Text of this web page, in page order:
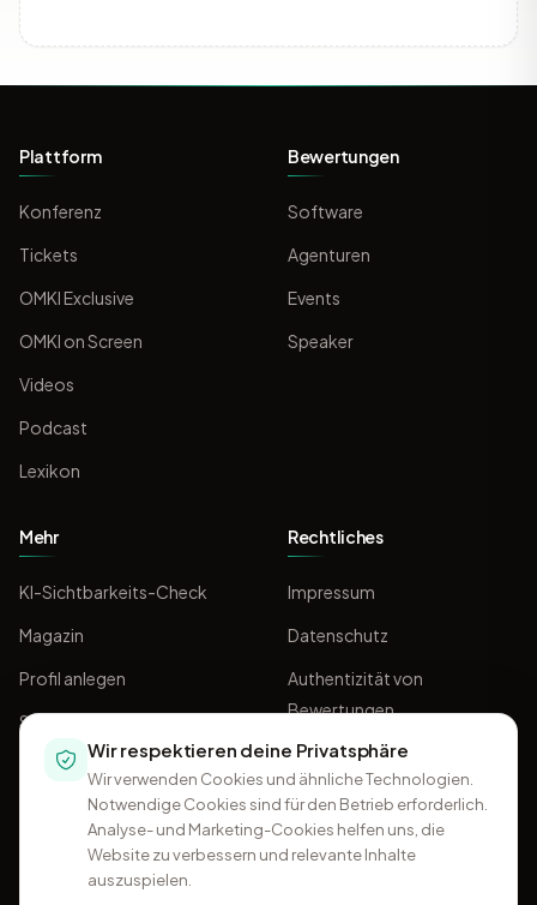
Plattform
Konferenz
Tickets
OMKI Exclusive
OMKI on Screen
Videos
Podcast
Lexikon
Bewertungen
Software
Agenturen
Events
Speaker
Mehr
KI-Sichtbarkeits-Check
Magazin
Profil anlegen
Sponsoring
Rechtliches
Impressum
Datenschutz
Authentizität von
Bewertungen
AGB
Wir respektieren deine Privatsphäre
Wir verwenden Cookies und ähnliche Technologien.
Notwendige Cookies sind für den Betrieb erforderlich.
Analyse- und Marketing-Cookies helfen uns, die
Website zu verbessern und relevante Inhalte
auszuspielen.